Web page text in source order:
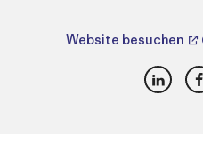
Website besuchen